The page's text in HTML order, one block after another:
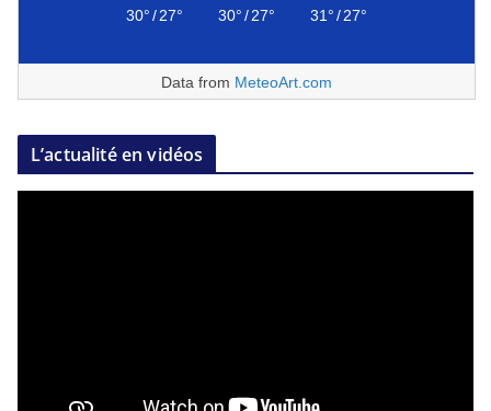
30°/27° 30°/27° 31°/27°
Data from MeteoArt.com
L’actualité en vidéos